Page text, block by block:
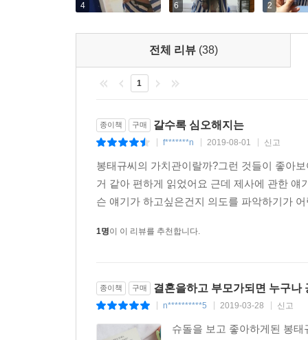
4 6 2
전체 리뷰 (38)
1
종이책 구매 갈수록 심오해지는
f*******n 2019-08-01 신고
봉태규씨의 가치관이랄까?그런 것들이 좋아
거 같아 편하게 읽었어요 근데 제사에 관한
슨 얘기가 하고싶은건지 의도를 파악하기가
1명이 이 리뷰를 추천합니다.
종이책 구매 결혼을하고 부모가되면 누구나
n**********5 2019-03-28 신고
슈돌을 보고 좋아하게된 봉